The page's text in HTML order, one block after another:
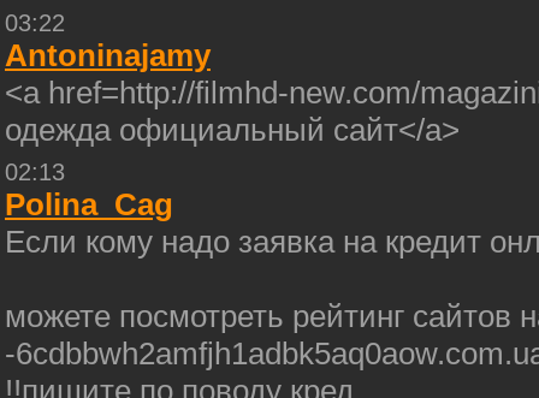
03:22
Antoninajamy
<a href=http://filmhd-new.com/
одежда официальный сайт</a>
02:13
Polina_Cag
Если кому надо заявка на кредит
можете посмотреть рейтинг сайтов
-
!!пишите по поводу кред